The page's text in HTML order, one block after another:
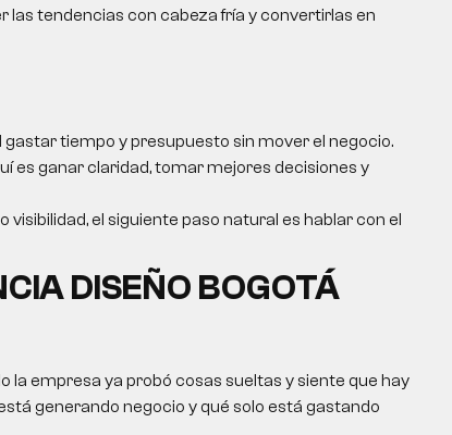
las tendencias con cabeza fría y convertirlas en
gastar tiempo y presupuesto sin mover el negocio.
es ganar claridad, tomar mejores decisiones y
el siguiente paso natural es hablar con el
DISEÑO BOGOTÁ
la empresa ya probó cosas sueltas y siente que hay
generando negocio y qué solo está gastando